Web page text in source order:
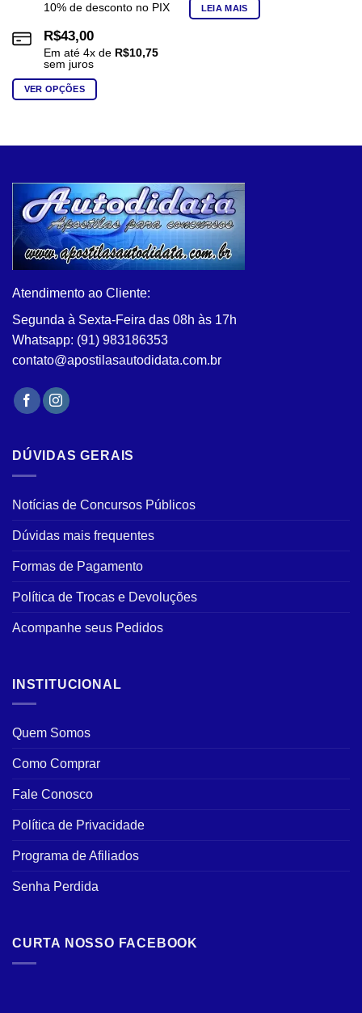
10% de desconto no PIX
R$43,00
Em até 4x de R$10,75
sem juros
VER OPÇÕES
opções
podem
ser
escolhidas
página
do
produto
LEIA MAIS
Atendimento ao Cliente:
Segunda à Sexta-Feira das 08h às 17h
Whatsapp: (91) 983186353
contato@apostilasautodidata.com.br
DÚVIDAS GERAIS
Notícias de Concursos Públicos
Dúvidas mais frequentes
Formas de Pagamento
Política de Trocas e Devoluções
Acompanhe seus Pedidos
INSTITUCIONAL
Quem Somos
Como Comprar
Fale Conosco
Política de Privacidade
Programa de Afiliados
Senha Perdida
CURTA NOSSO FACEBOOK